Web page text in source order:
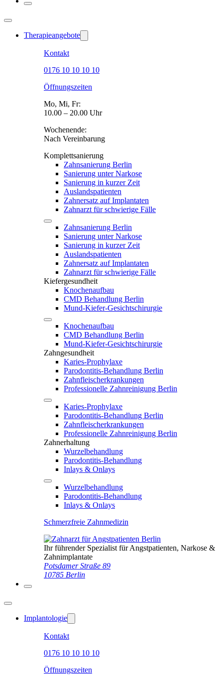
Therapieangebote
Kontakt
0176 10 10 10 10
Öffnungszeiten
Mo, Mi, Fr:
10.00 – 20.00 Uhr
Wochenende:
Nach Vereinbarung
Komplettsanierung
Zahnsanierung Berlin
Sanierung unter Narkose
Sanierung in kurzer Zeit
Auslandspatienten
Zahnersatz auf Implantaten
Zahnarzt für schwierige Fälle
Zahnsanierung Berlin
Sanierung unter Narkose
Sanierung in kurzer Zeit
Auslandspatienten
Zahnersatz auf Implantaten
Zahnarzt für schwierige Fälle
Kiefergesundheit
Knochenaufbau
CMD Behandlung Berlin
Mund-Kiefer-Gesichtschirurgie
Knochenaufbau
CMD Behandlung Berlin
Mund-Kiefer-Gesichtschirurgie
Zahngesundheit
Karies-Prophylaxe
Parodontitis-Behandlung Berlin
Zahnfleischerkrankungen
Professionelle Zahnreinigung Berlin
Karies-Prophylaxe
Parodontitis-Behandlung Berlin
Zahnfleischerkrankungen
Professionelle Zahnreinigung Berlin
Zahnerhaltung
Wurzelbehandlung
Parodontitis-Behandlung
Inlays & Onlays
Wurzelbehandlung
Parodontitis-Behandlung
Inlays & Onlays
Schmerzfreie Zahnmedizin
Ihr führender Spezialist für Angstpatienten, Narkose &
Zahnimplantate
Potsdamer Straße 89
10785 Berlin
Implantologie
Kontakt
0176 10 10 10 10
Öffnungszeiten